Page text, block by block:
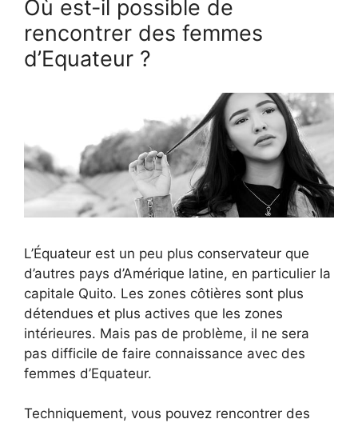
Où est-il possible de
rencontrer des femmes
d’Equateur ?
L’Équateur est un peu plus conservateur que
d’autres pays d’Amérique latine, en particulier la
capitale Quito. Les zones côtières sont plus
détendues et plus actives que les zones
intérieures. Mais pas de problème, il ne sera
pas difficile de faire connaissance avec des
femmes d’Equateur.
Techniquement, vous pouvez rencontrer des